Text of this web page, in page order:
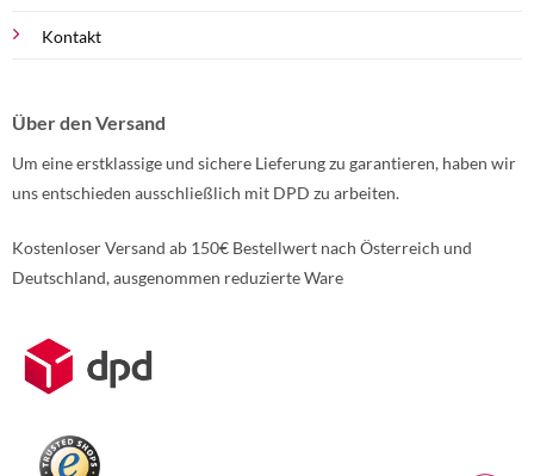
Kontakt
Über den Versand
Um eine erstklassige und sichere Lieferung zu garantieren, haben wir
uns entschieden ausschließlich mit DPD zu arbeiten.
Kostenloser Versand ab 150€ Bestellwert nach Österreich und
Deutschland, ausgenommen reduzierte Ware
Weitere Informationen über den gesperrten Inhalt.